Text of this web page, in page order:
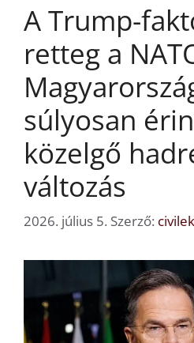
A Trump-
retteg a
súlyosan
közelgő
változás
2026. július 5. Szerző: